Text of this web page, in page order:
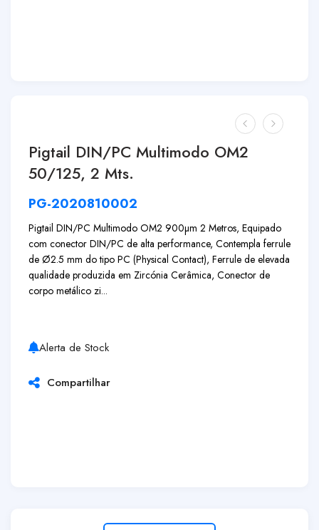
Pigtail DIN/PC Multimodo OM2
50/125, 2 Mts.
PG-2020810002
Pigtail DIN/PC Multimodo OM2 900µm 2 Metros, Equipado
com conector DIN/PC de alta performance, Contempla ferrule
de Ø2.5 mm do tipo PC (Physical Contact), Ferrule de elevada
qualidade produzida em Zircónia Cerâmica, Conector de
corpo metálico zi...
Alerta de Stock
Compartilhar